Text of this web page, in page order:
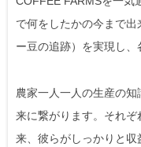
で何をしたかの今まで
ー豆の追跡）を実現し、
農家一人一人の生産の
来に繋がります。それ
来、彼らがしっかりと